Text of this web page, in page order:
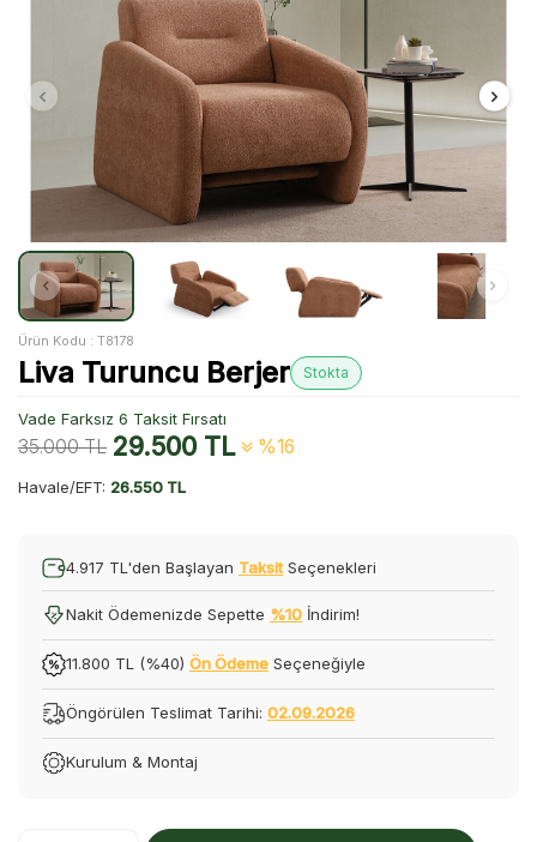
Ürün Kodu : T8178
Liva Turuncu Berjer Stokta
Vade Farksız 6 Taksit Fırsatı
35.000TL 29.500TL %16
Havale/EFT: 26.550 TL
4.917 TL'den Başlayan Taksit Seçenekleri
Nakit Ödemenizde Sepette %10 İndirim!
11.800 TL (%40) Ön Ödeme Seçeneğiyle
Öngörülen Teslimat Tarihi: 02.09.2026
Kurulum & Montaj